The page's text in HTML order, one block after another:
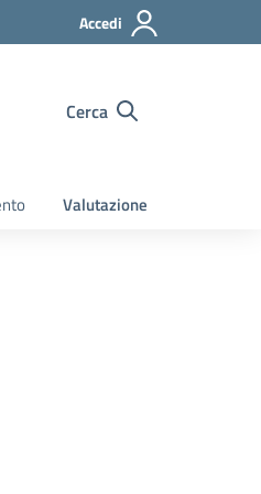
Accedi
Cerca
Valutazione